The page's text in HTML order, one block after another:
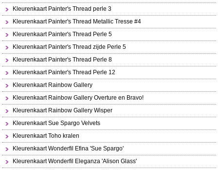
Kleurenkaart Painter's Thread perle 3
Kleurenkaart Painter's Thread Metallic Tresse #4
Kleurenkaart Painter's Thread Perle 5
Kleurenkaart Painter's Thread zijde Perle 5
Kleurenkaart Painter's Thread Perle 8
Kleurenkaart Painter's Thread Perle 12
Kleurenkaart Rainbow Gallery
Kleurenkaart Rainbow Gallery Overture en Bravo!
Kleurenkaart Rainbow Gallery Wisper
Kleurenkaart Sue Spargo Velvets
Kleurenkaart Toho kralen
Kleurenkaart Wonderfil Efina 'Sue Spargo'
Kleurenkaart Wonderfil Eleganza 'Alison Glass'